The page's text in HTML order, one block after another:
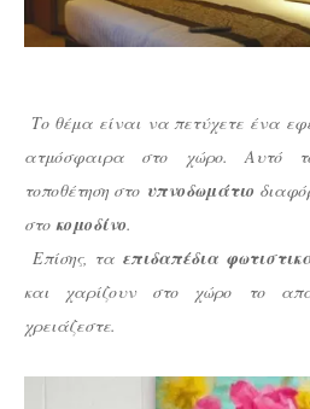
Το θέμα είναι να πετύχετε ένα
ατμόσφαιρα στο χώρο. Αυτό
τοποθέτηση στο υπνοδωμάτιο
στο κομοδίνο.
Επίσης, τα επιδαπέδια
και χαρίζουν στο χώρο το
χρειάζεστε.